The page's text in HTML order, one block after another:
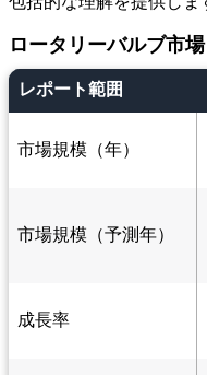
ロータリーバルブ市
レポート範囲
市場規模（年）
市場規模（予測年）
成長率